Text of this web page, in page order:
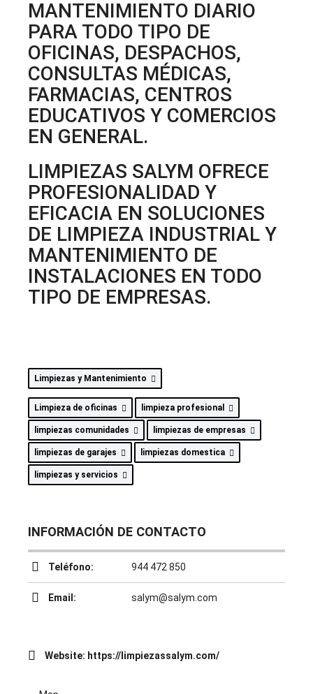
MANTENIMIENTO DIARIO
PARA TODO TIPO DE
OFICINAS, DESPACHOS,
CONSULTAS MÉDICAS,
FARMACIAS, CENTROS
EDUCATIVOS Y COMERCIOS
EN GENERAL.
LIMPIEZAS SALYM OFRECE
PROFESIONALIDAD Y
EFICACIA EN SOLUCIONES
DE LIMPIEZA INDUSTRIAL Y
MANTENIMIENTO DE
INSTALACIONES EN TODO
TIPO DE EMPRESAS.
Limpiezas y Mantenimiento
Limpieza de oficinas limpieza profesional
limpiezas comunidades limpiezas de empresas
limpiezas de garajes limpiezas domestica
limpiezas y servicios
INFORMACIÓN DE CONTACTO
Teléfono: 944 472 850
Email: salym@salym.com
Website: https://limpiezassalym.com/